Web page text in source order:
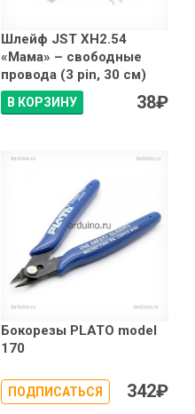
Шлейф JST XH2.54
«Мама» – свободные
провода (3 pin, 30 см)
В КОРЗИНУ 38₽
Бокорезы PLATO model
170
ПОДПИСАТЬСЯ 342₽